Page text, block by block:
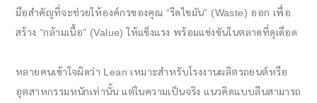
มือสำคัญที่จะช่วยให้องค์กรของคุณ “รีดไขมัน” (Waste) ออก เพื่อ
สร้าง “กล้ามเนื้อ” (Value) ให้แข็งแรง พร้อมแข่งขันในตลาดที่ดุเดือด
หลายคนเข้าใจผิดว่า Lean เหมาะสำหรับโรงงานผลิตรถยนต์หรือ
อุตสาหกรรมหนักเท่านั้น แต่ในความเป็นจริง แนวคิดแบบลีนสามารถ